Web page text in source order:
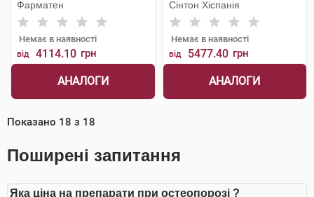
Фарматен
Немає в наявності
від 4114.10 грн
АНАЛОГИ
Сінтон Хіспанія
Немає в наявності
від 5477.40 грн
АНАЛОГИ
Показано 18 з 18
Поширені запитання
Яка ціна на препарати при остеопорозі ?